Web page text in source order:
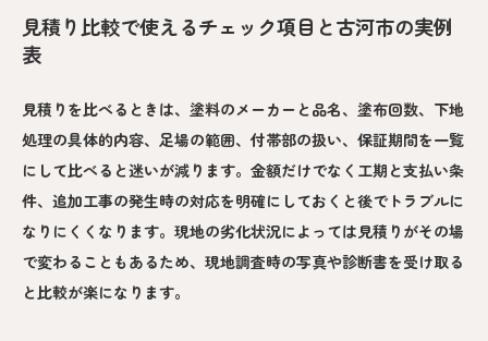
見積り比較で使えるチェック項目と古河市の実例
表
見積りを比べるときは、塗料のメーカーと品名、塗布回数、下地
処理の具体的内容、足場の範囲、付帯部の扱い、保証期間を一覧
にして比べると迷いが減ります。金額だけでなく工期と支払い条
件、追加工事の発生時の対応を明確にしておくと後でトラブルに
なりにくくなります。現地の劣化状況によっては見積りがその場
で変わることもあるため、現地調査時の写真や診断書を受け取る
と比較が楽になります。